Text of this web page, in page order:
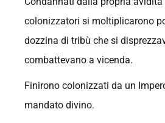
colonizzatori si moltiplicarono
dozzina di tribù che si
combattevano a vicenda.
Finirono colonizzati da un
mandato divino.